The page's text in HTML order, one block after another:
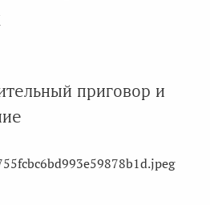
приговор и